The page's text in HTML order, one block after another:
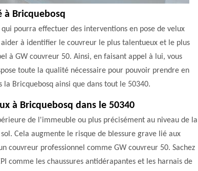
à Bricquebosq
pourra effectuer des interventions en pose de velux
à identifier le couvreur le plus talentueux et le plus
à GW couvreur 50. Ainsi, en faisant appel à lui, vous
toute la qualité nécessaire pour pouvoir prendre en
Bricquebosq ainsi que dans tout le 50340.
à Bricquebosq dans le 50340
de l'immeuble ou plus précisément au niveau de la
Cela augmente le risque de blessure grave lié aux
couvreur professionnel comme GW couvreur 50. Sachez
comme les chaussures antidérapantes et les harnais de